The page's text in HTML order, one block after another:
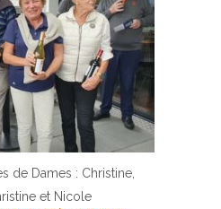
de Dames : Christine,
et Nicole